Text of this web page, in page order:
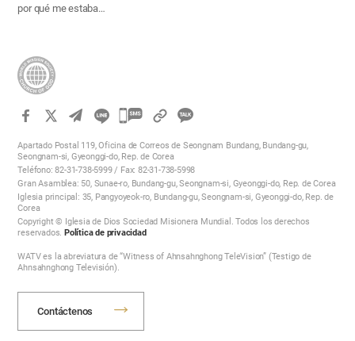
por qué me estaba…
카
오
톡
공
하
Apartado Postal 119, Oficina de Correos de Seongnam Bundang, Bundang-gu,
Seongnam-si, Gyeonggi-do, Rep. de Corea
Teléfono: 82-31-738-5999 / Fax: 82-31-738-5998
Gran Asamblea: 50, Sunae-ro, Bundang-gu, Seongnam-si, Gyeonggi-do, Rep. de Corea
Iglesia principal: 35, Pangyoyeok-ro, Bundang-gu, Seongnam-si, Gyeonggi-do, Rep. de
Corea
Copyright © Iglesia de Dios Sociedad Misionera Mundial. Todos los derechos
reservados.Política de privacidad
WATV es la abreviatura de “Witness of Ahnsahnghong TeleVision” (Testigo de
Ahnsahnghong Televisión).
Contáctenos